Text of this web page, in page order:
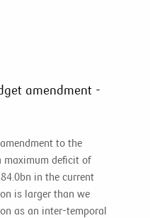
amendment -
to the
maximum deficit of
in the current
is larger than we
as an inter-temporal